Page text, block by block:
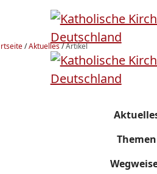
/Aktuelles/Artikel
Themen